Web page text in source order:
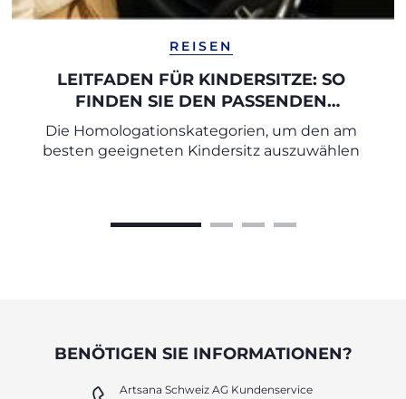
REISEN
LEITFADEN FÜR KINDERSITZE: SO
FINDEN SIE DEN PASSENDEN
AUTOKINDERSITZ
Die Homologationskategorien, um den am
besten geeigneten Kindersitz auszuwählen
BENÖTIGEN SIE INFORMATIONEN?
Artsana Schweiz AG Kundenservice